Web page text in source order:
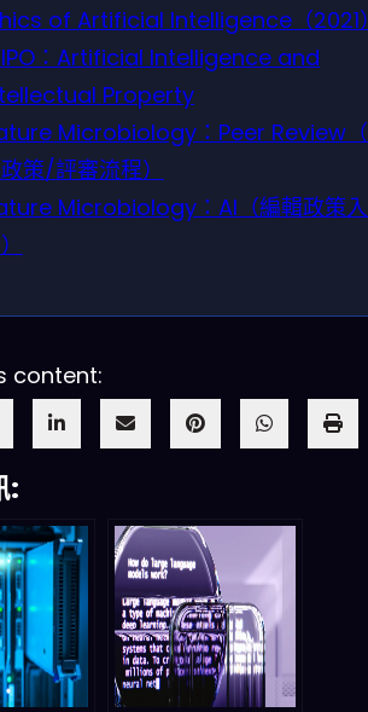
of Artificial Intelligence（2021
：Artificial Intelligence and
Property
Microbiology：Peer Review
策/評審流程）
Microbiology：AI（編輯政策入
content:
: